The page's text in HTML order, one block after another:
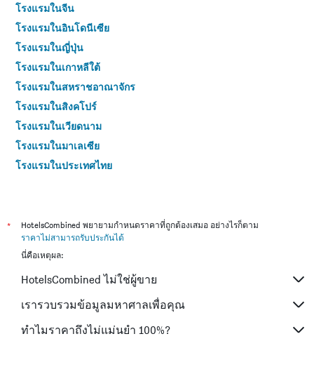
โรงแรมในจีน
โรงแรมในอินโดนีเซีย
โรงแรมในญี่ปุ่น
โรงแรมในเกาหลีใต้
โรงแรมในสหราชอาณาจักร
โรงแรมในสิงคโปร์
โรงแรมในเวียดนาม
โรงแรมในมาเลเซีย
โรงแรมในประเทศไทย
*
HotelsCombined พยายามกำหนดราคาที่ถูกต้องเสมอ อย่างไรก็ตาม
ราคาไม่สามารถรับประกันได้
นี่คือเหตุผล:
HotelsCombined ไม่ใช่ผู้ขาย
เรารวบรวมข้อมูลมหาศาลเพื่อคุณ
ทำไมราคาถึงไม่แม่นยำ 100%?